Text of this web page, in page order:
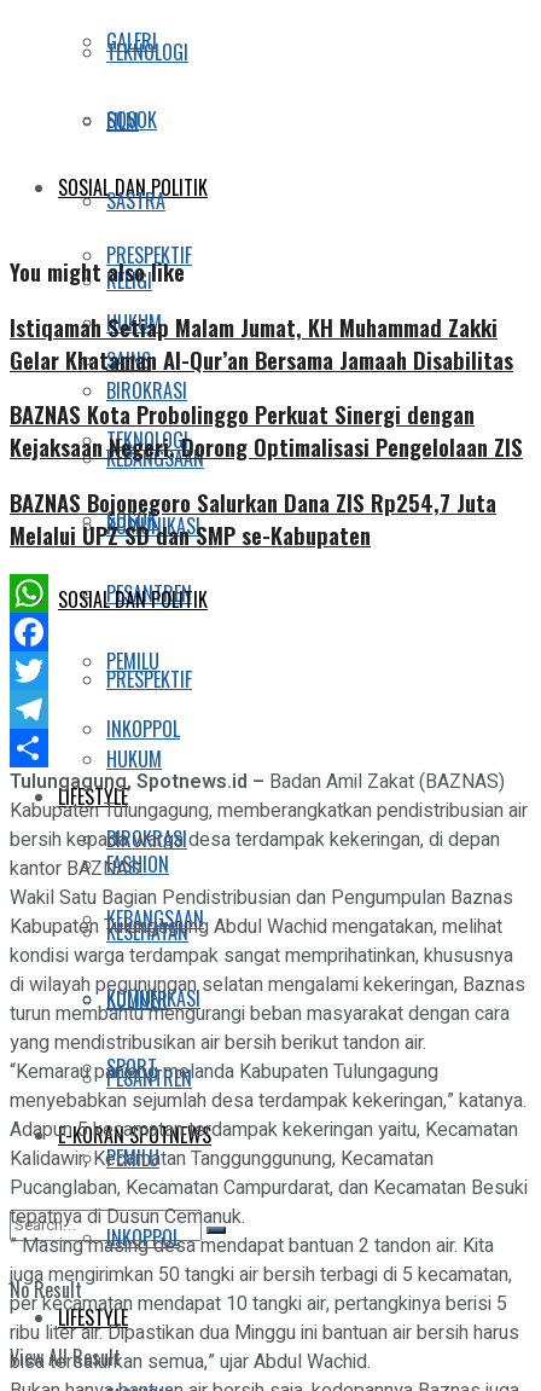
TEKNOLOGI
SOSOK
SOSIAL DAN POLITIK
PRESPEKTIF
HUKUM
BIROKRASI
KEBANGSAAN
KOMUNIKASI
PESANTREN
PEMILU
INKOPPOL
LIFESTYLE
FASHION
KESEHATAN
KULINER
SPORT
E-KORAN SPOTNEWS
No Result
View All Result
GALERI
FILM
SASTRA
RELIGI
SAINS
TEKNOLOGI
SOSOK
SOSIAL DAN POLITIK
PRESPEKTIF
HUKUM
BIROKRASI
KEBANGSAAN
KOMUNIKASI
PESANTREN
PEMILU
INKOPPOL
LIFESTYLE
You might also like
Istiqamah Setiap Malam Jumat, KH Muhammad Zakki
Gelar Khataman Al-Qur’an Bersama Jamaah Disabilitas
BAZNAS Kota Probolinggo Perkuat Sinergi dengan
Kejaksaan Negeri, Dorong Optimalisasi Pengelolaan ZIS
BAZNAS Bojonegoro Salurkan Dana ZIS Rp254,7 Juta
Melalui UPZ SD dan SMP se-Kabupaten
WhatsApp
Facebook
Twitter
Telegram
Share
Tulungagung, Spotnews.id – Badan Amil Zakat (BAZNAS)
Kabupaten Tulungagung, memberangkatkan pendistribusian air
bersih kepada warga desa terdampak kekeringan, di depan
kantor BAZNAS.
Wakil Satu Bagian Pendistribusian dan Pengumpulan Baznas
Kabupaten Tulungagung Abdul Wachid mengatakan, melihat
kondisi warga terdampak sangat memprihatinkan, khususnya
di wilayah pegunungan selatan mengalami kekeringan, Baznas
turun membantu mengurangi beban masyarakat dengan cara
yang mendistribusikan air bersih berikut tandon air.
“Kemarau panjang melanda Kabupaten Tulungagung
menyebabkan sejumlah desa terdampak kekeringan,” katanya.
Adapun 5 kecamatan terdampak kekeringan yaitu, Kecamatan
Kalidawir, Kecamatan Tanggunggunung, Kecamatan
Pucanglaban, Kecamatan Campurdarat, dan Kecamatan Besuki
tepatnya di Dusun Cemanuk.
” Masing masing desa mendapat bantuan 2 tandon air. Kita
juga mengirimkan 50 tangki air bersih terbagi di 5 kecamatan,
per kecamatan mendapat 10 tangki air, pertangkinya berisi 5
ribu liter air. Dipastikan dua Minggu ini bantuan air bersih harus
bisa tersalurkan semua,” ujar Abdul Wachid.